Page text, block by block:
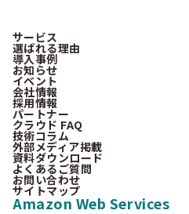
サービス
選ばれる理由
導入事例
お知らせ
イベント
会社情報
採用情報
パートナー
クラウド FAQ
技術コラム
外部メディア掲載
資料ダウンロード
よくあるご質問
お問い合わせ
サイトマップ
Amazon Web Services